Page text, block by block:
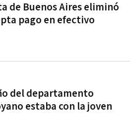
de Buenos Aires eliminó
pago en efectivo
del departamento
estaba con la joven